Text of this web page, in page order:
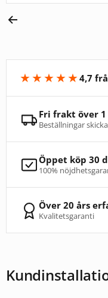
★★★★★4,7
Fri frakt över 1
Beställningar
Öppet köp 30
100%
Över 20 års
Kvalitetsgaranti